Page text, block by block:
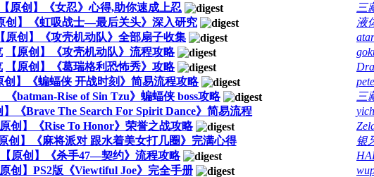
【原创】《女忍》心得,助你速成上忍 三
创】《虹吸战士—最后关头》深入研究 液
【原创】《攻壳机动队》全部扇子收集
【原创】《攻壳机动队》流程攻略
【原创】《葛瑞格利恐怖秀》攻略
创】《蝙蝠侠 开战时刻》简易流程攻略
《batman-Rise of Sin Tzu》蝙蝠侠 boss攻略 三
】《Brave The Search For Spirit Dance》简易流程
原创】《Rise To Honor》荣誉之战攻略
原创】《麻将派对 跟水着美女打几圈》完满心得 银
【原创】《杀手47—契约》流程攻略
原创】PS2版《Viewtiful Joe》完全手册